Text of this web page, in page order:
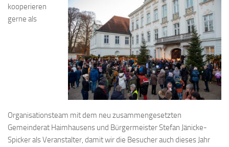
kooperieren
gerne als
Organisationsteam mit dem neu zusammengesetzten
Gemeinderat Haimhausens und Bürgermeister Stefan Jänicke-
Spicker als Veranstalter, damit wir die Besucher auch dieses Jahr